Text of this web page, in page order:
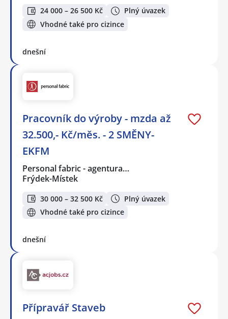
24 000 – 26 500 Kč
Plný úvazek
Vhodné také pro cizince
dnešní
Pracovník do výroby - mzda až
32.500,- Kč/měs. - 2 SMĚNY-
EKFM
Personal fabric - agentura…
Frýdek-Místek
30 000 – 32 500 Kč
Plný úvazek
Vhodné také pro cizince
dnešní
Přípravář Staveb